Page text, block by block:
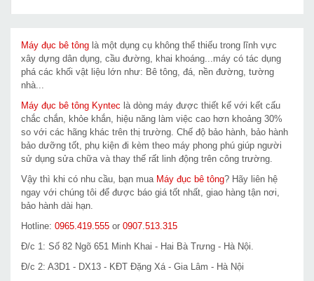
Máy đục bê tông là một dụng cụ không thể thiếu trong lĩnh vực
xây dựng dân dụng, cầu đường, khai khoáng...máy có tác dụng
phá các khối vật liệu lớn như: Bê tông, đá, nền đường, tường
nhà...
Máy đục bê tông Kyntec là dòng máy được thiết kế với kết cấu
chắc chắn, khỏe khắn, hiệu năng làm việc cao hơn khoảng 30%
so với các hãng khác trên thị trường. Chế độ bảo hành, bảo hành
bảo dưỡng tốt, phụ kiện đi kèm theo máy phong phú giúp người
sử dụng sửa chữa và thay thế rất linh động trên công trường.
Vậy thì khi có nhu cầu, bạn mua Máy đục bê tông? Hãy liên hệ
ngay với chúng tôi để được báo giá tốt nhất, giao hàng tận nơi,
bảo hành dài hạn.
Hotline: 0965.419.555 or 0907.513.315
Đ/c 1: Số 82 Ngõ 651 Minh Khai - Hai Bà Trưng - Hà Nội.
Đ/c 2: A3D1 - DX13 - KĐT Đặng Xá - Gia Lâm - Hà Nội